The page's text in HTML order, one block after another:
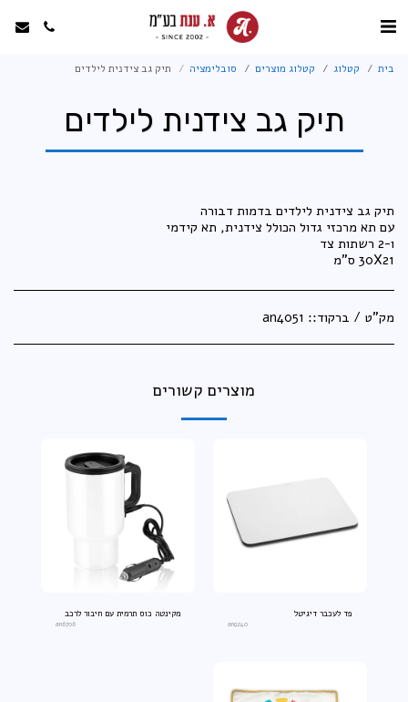
בית קטלוג קטלוג מוצרים סובלימציה תיק גב צידנית לילדים
תיק גב צידנית לילדים
30X21 ס"מ
מק"ט / ברקוד:: an4051
מוצרים קשורים
פד לעכבר דיגיטל
an9240
מקינטה כוס תרמית עם חיבור לרכב
an6706